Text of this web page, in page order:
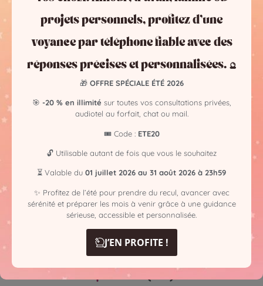
exemple : guidance rapide, accompagnement
émotionnel, conseils personnalisés.
Des praticiens comme Alexis Médium
, par exemple,
perpétuent cette tradition. En effet, ils proposent une
voyance éthique et respectueuse, ouverte à tous, quelles
que soient les croyances.
Médium
Consultation de voyance par téléphone :
Consultation audiotel(audiotel)
➡️
0 890 405 505 – 0,40 €/min
💬 Idéal pour une première question ou un besoin rapide
Consultation privée(CB)
projets personnels, profitez d’une
voyance par téléphone fiable avec des
réponses précises et personnalisées. 🔮
🎁 OFFRE SPÉCIALE ÉTÉ 2026
🎯 -20 % en illimité sur toutes vos consultations privées,
audiotel au forfait, chat ou mail.
🎟️ Code : ETE20
🔓 Utilisable autant de fois que vous le souhaitez
⏳ Valable du 01 juillet 2026 au 31 août 2026 à 23h59
✨ Profitez de l’été pour prendre du recul, avancer avec
sérénité et préparer les mois à venir grâce à une guidance
sérieuse, accessible et personnalisée.
J’EN PROFITE !